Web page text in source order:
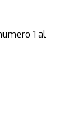
1 al